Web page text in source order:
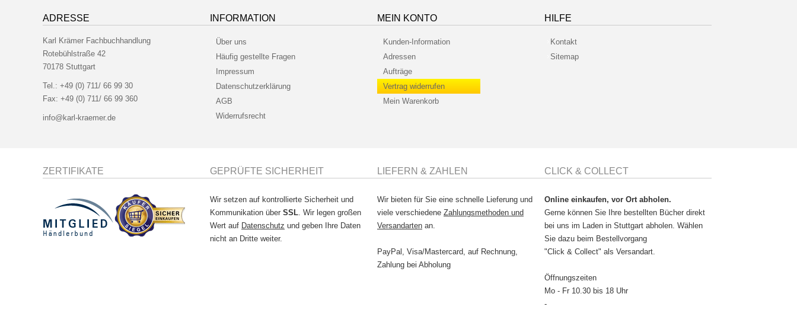
ADRESSE
Karl Krämer Fachbuchhandlung
Rotebühlstraße 42
70178 Stuttgart
Tel.: +49 (0) 711/ 66 99 30
Fax: +49 (0) 711/ 66 99 360
info@karl-kraemer.de
INFORMATION
Über uns
Häufig gestellte Fragen
Impressum
Datenschutzerklärung
AGB
Widerrufsrecht
MEIN KONTO
Kunden-Information
Adressen
Aufträge
Vertrag widerrufen
Mein Warenkorb
HILFE
Kontakt
Sitemap
ZERTIFIKATE GEPRÜFTE SICHERHEIT
Wir setzen auf kontrollierte Sicherheit und
Kommunikation über SSL. Wir legen großen
Wert auf Datenschutz und geben Ihre Daten
nicht an Dritte weiter.
LIEFERN & ZAHLEN
Wir bieten für Sie eine schnelle Lieferung und
viele verschiedene Zahlungsmethoden und
Versandarten an.
PayPal, Visa/Mastercard, auf Rechnung,
Zahlung bei Abholung
CLICK & COLLECT
Online einkaufen, vor Ort abholen.
Gerne können Sie Ihre bestellten Bücher direkt
bei uns im Laden in Stuttgart abholen. Wählen
Sie dazu beim Bestellvorgang
"Click & Collect" als Versandart.
Öffnungszeiten
Mo - Fr 10.30 bis 18 Uhr
-